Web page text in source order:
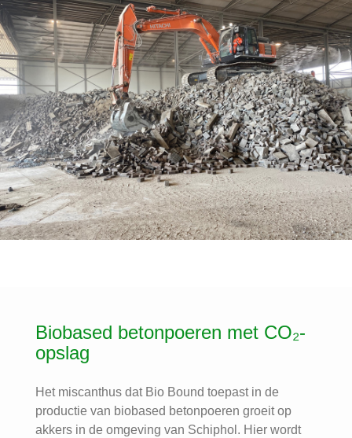
Biobased betonpoeren met CO₂-
opslag
Het miscanthus dat Bio Bound toepast in de
productie van biobased betonpoeren groeit op
akkers in de omgeving van Schiphol . Hier wordt